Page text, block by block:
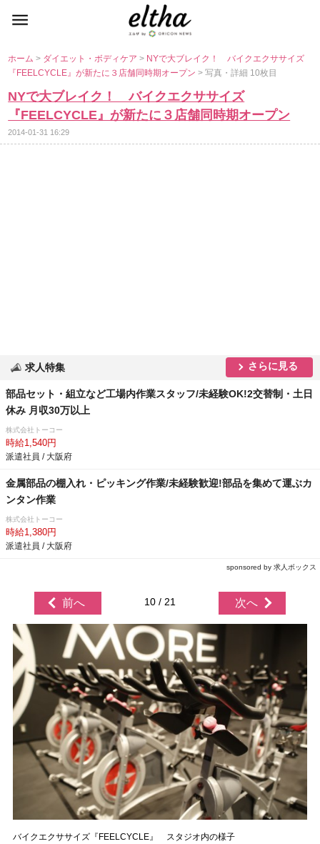
ホーム> ダイエット・ボディケア> NYで大ブレイク！ バイクエクササイズ
『FEELCYCLE』が新たに３店舗同時期オープン> 写真・詳細 10枚目
NYで大ブレイク！ バイクエクササイズ
『FEELCYCLE』が新たに３店舗同時期オープン
2014-01-31 16:29
求人特集 さらに見る
部品セット・組立など工場内作業スタッフ/未経験OK!2交替制・土日
休み 月収30万以上
株式会社トーコー
時給1,540円
派遣社員 / 大阪府
金属部品の棚入れ・ピッキング作業/未経験歓迎!部品を集めて運ぶカ
ンタン作業
株式会社トーコー
時給1,380円
派遣社員 / 大阪府
sponsored by 求人ボックス
前へ 10 / 21 次へ
バイクエクササイズ『FEELCYCLE』 スタジオ内の様子